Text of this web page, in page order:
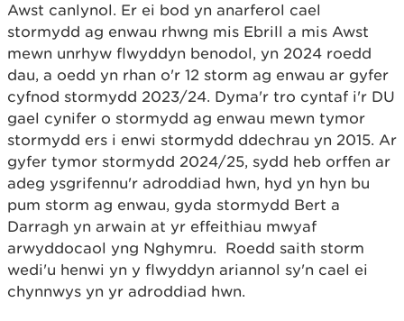
Awst canlynol. Er ei bod yn anarferol cael
stormydd ag enwau rhwng mis Ebrill a mis Awst
mewn unrhyw flwyddyn benodol, yn 2024 roedd
dau, a oedd yn rhan o'r 12 storm ag enwau ar gyfer
cyfnod stormydd 2023/24. Dyma'r tro cyntaf i'r DU
gael cynifer o stormydd ag enwau mewn tymor
stormydd ers i enwi stormydd ddechrau yn 2015. Ar
gyfer tymor stormydd 2024/25, sydd heb orffen ar
adeg ysgrifennu'r adroddiad hwn, hyd yn hyn bu
pum storm ag enwau, gyda stormydd Bert a
Darragh yn arwain at yr effeithiau mwyaf
arwyddocaol yng Nghymru. Roedd saith storm
wedi'u henwi yn y flwyddyn ariannol sy'n cael ei
chynnwys yn yr adroddiad hwn.